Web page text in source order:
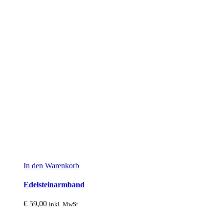
In den Warenkorb
Edelsteinarmband
€ 59,00 inkl. MwSt